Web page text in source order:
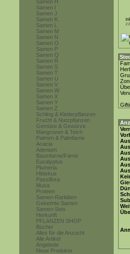
Samen H
Samen I
Samen J
Samen K
Samen L
Samen M
Samen N
Samen O
Samen P
Samen Q
Samen R
Samen S
Samen T
Samen U
Samen V
Samen W
Samen X
Samen Y
Samen Z
Schling & Kletterpflanzen
Frucht & Nutzpflanzen
Gemüse & Gewürze
Mangroven & Teich
Palmen & Palmfarne
Acacia
Adenium
Baumfarne/Farne
Eucalyptus
Plumeria
Hibiskus
Passiflora
Musa
Proteen
Samen-Raritäten
Gekeimte Samen
Samen-Sets
Herkunft
PFLANZEN SHOP
Bücher
Alles für die Anzucht
Alle Artikel
Angebote
Neue Produkte